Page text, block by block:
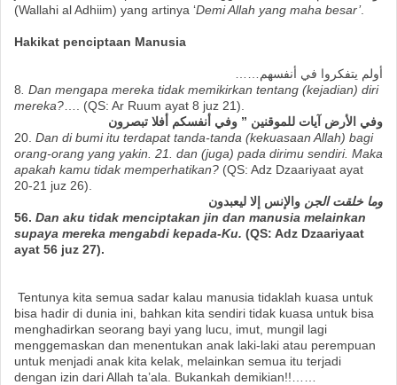
(Wallahi al Adhiim) yang artinya ‘Demi Allah yang maha besar’.
Hakikat penciptaan Manusia
أولم يتفكروا في أنفسهم……
8 . Dan mengapa mereka tidak memikirkan tentang (kejadian) diri
mereka? …. (QS: Ar Ruum ayat 8 juz 21).
وفي الأرض آيات للموقنين ” وفي أنفسكم أفلا تبصرون
20. Dan di bumi itu terdapat tanda-tanda (kekuasaan Allah) bagi
orang-orang yang yakin. 21. dan (juga) pada dirimu sendiri. Maka
apakah kamu tidak memperhatikan? (QS: Adz Dzaariyaat ayat
20-21 juz 26).
وما خلقت الجن والإنس إلا ليعبدون
56. Dan aku tidak menciptakan jin dan manusia melainkan
supaya mereka mengabdi kepada-Ku. (QS: Adz Dzaariyaat
ayat 56 juz 27).
Tentunya kita semua sadar kalau manusia tidaklah kuasa untuk
bisa hadir di dunia ini, bahkan kita sendiri tidak kuasa untuk bisa
menghadirkan seorang bayi yang lucu, imut, mungil lagi
menggemaskan dan menentukan anak laki-laki atau perempuan
untuk menjadi anak kita kelak, melainkan semua itu terjadi
dengan izin dari Allah ta’ala. Bukankah demikian!!……